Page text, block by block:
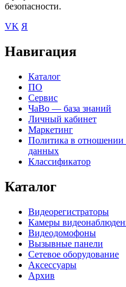
безопасности.
VK Я
Навигация
Каталог
ПО
Сервис
ЧаВо — база знаний
Личный кабинет
Маркетинг
Политика в отношении
данных
Классификатор
Каталог
Видеорегистраторы
Камеры
Видеодомофоны
Вызывные панели
Сетевое оборудование
Аксессуары
Архив